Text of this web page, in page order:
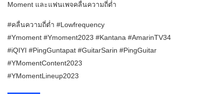
Moment และแฟนเพจคลื่นความถี่ต่ำ
#คลื่นความถี่ต่ำ #Lowfrequency
#Ymoment #Ymoment2023 #Kantana #AmarinTV34
#iQIYI #PingGuntapat #GuitarSarin #PingGuitar
#YMomentContent2023
#YMomentLineup2023